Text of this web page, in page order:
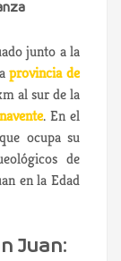
junto a la
provincia de
al sur de la
. En el
ocupa su
de
en la Edad
Juan: